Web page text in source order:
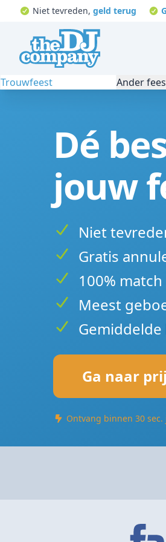
Niet tevreden, geld terug
Trouwfeest Ander
Dé
jouw
Niet
Gratis
100%
Meest
Ga naar
Ontvang binnen 30